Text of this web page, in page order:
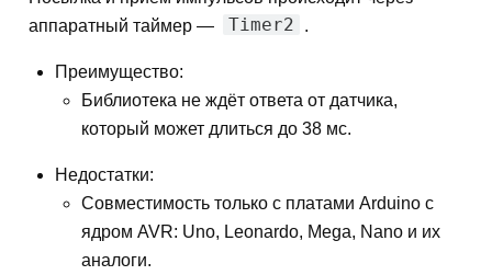
аппаратный таймер —
Timer2 .
Преимущество:
Библиотека не ждёт ответа от датчика,
который может длиться до 38 мс.
Недостатки:
Совместимость только с платами Arduino с
ядром AVR: Uno, Leonardo, Mega, Nano и их
аналоги.